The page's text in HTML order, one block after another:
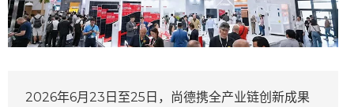
2026年6月23日至25日，尚德携全产业链创新成果